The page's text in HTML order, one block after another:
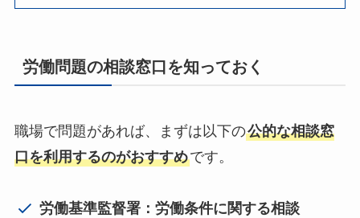
労働問題の相談窓口を知っておく
職場で問題があれば、まずは以下の公的な相談窓
口を利用するのがおすすめです。
労働基準監督署：労働条件に関する相談